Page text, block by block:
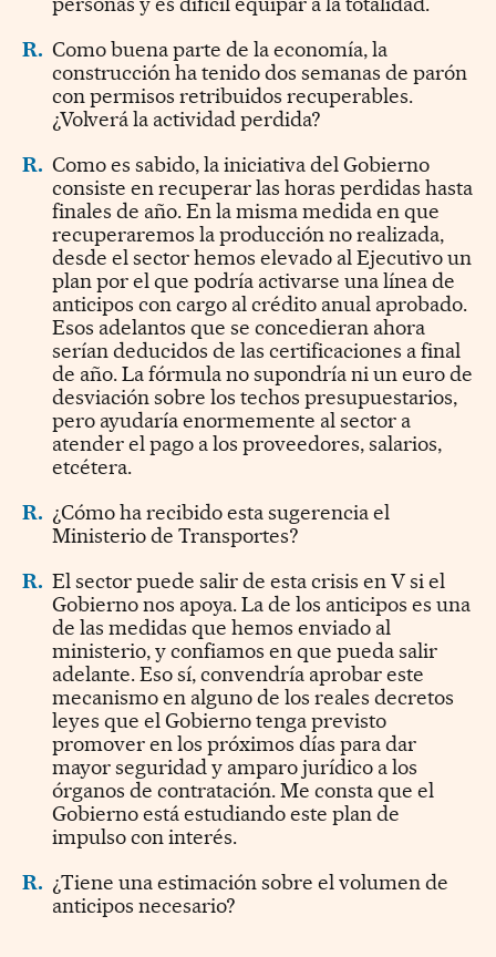
R. Como buena parte de la economía, la
construcción ha tenido dos semanas de parón
con permisos retribuidos recuperables.
¿Volverá la actividad perdida?
R. Como es sabido, la iniciativa del Gobierno
consiste en recuperar las horas perdidas hasta
finales de año. En la misma medida en que
recuperaremos la producción no realizada,
desde el sector hemos elevado al Ejecutivo un
plan por el que podría activarse una línea de
anticipos con cargo al crédito anual aprobado.
Esos adelantos que se concedieran ahora
serían deducidos de las certificaciones a final
de año. La fórmula no supondría ni un euro de
desviación sobre los techos presupuestarios,
pero ayudaría enormemente al sector a
atender el pago a los proveedores, salarios,
etcétera.
R. ¿Cómo ha recibido esta sugerencia el
Ministerio de Transportes?
R. El sector puede salir de esta crisis en V si el
Gobierno nos apoya. La de los anticipos es una
de las medidas que hemos enviado al
ministerio, y confiamos en que pueda salir
adelante. Eso sí, convendría aprobar este
mecanismo en alguno de los reales decretos
leyes que el Gobierno tenga previsto
promover en los próximos días para dar
mayor seguridad y amparo jurídico a los
órganos de contratación. Me consta que el
Gobierno está estudiando este plan de
impulso con interés.
R. ¿Tiene una estimación sobre el volumen de
anticipos necesario?